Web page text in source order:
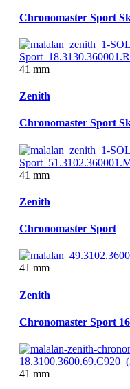
Chronomaster Sport
41 mm
Zenith
Chronomaster Sport
41 mm
Zenith
Chronomaster Sport
41 mm
Zenith
Chronomaster Sport
41 mm